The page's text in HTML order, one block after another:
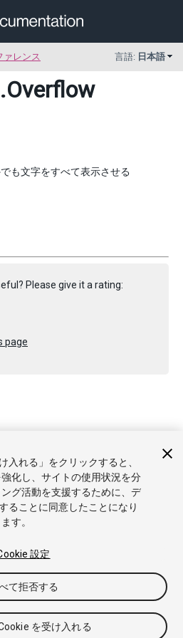
ァレンス 言語: 日本語
.Overflow
も文字をすべて表示させる
Please give it a rating:
page
ナレッジベース フォーラム
法律関連 プライバシーポリシー
たは共有しない
入れる」をクリックすると、
化し、サイトの使用状況を分
グ活動を支援するために、デ
ることに同意したことになり
ます。
設定
て拒否する
を受け入れる